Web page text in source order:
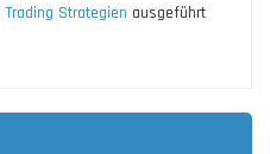
Trading Strategien ausgeführt